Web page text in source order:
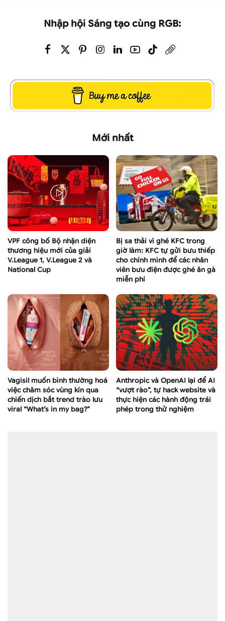
Nhập hội Sáng tạo cùng RGB:
Mới nhất
VPF công bố Bộ nhận diện
thương hiệu mới của giải
V.League 1, V.League 2 và
National Cup
Bị sa thải vì ghé KFC trong
giờ làm: KFC tự gửi bưu thiếp
cho chính mình để các nhân
viên bưu điện được ghé ăn gà
miễn phí
Vagisil muốn bình thường hoá
việc chăm sóc vùng kín qua
chiến dịch bắt trend trào lưu
viral “What’s in my bag?”
Anthropic và OpenAI lại để AI
“vượt rào”, tự hack website và
thực hiện các hành động trái
phép trong thử nghiệm